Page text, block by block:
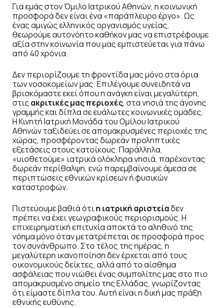
Για εμάς στον Όμιλο Ιατρικού Αθηνών, η κοινωνική
προσφορά δεν είναι ένα «παράπλευρο έργο». Ως
ένας αμιγώς ελληνικός οργανισμός υγείας,
θεωρούμε αυτονόητο καθήκον μας να επιστρέφουμε
αξία στην κοινωνία που μας εμπιστεύεται για πάνω
από 40 χρόνια.
Δεν περιορίζουμε τη φροντίδα μας μόνο στα όρια
των νοσοκομείων μας. Επιλέγουμε συνειδητά να
βρισκόμαστε εκεί όπου η ανάγκη είναι μεγαλύτερη,
στις ακριτικές μας περιοχές, στα νησιά της άγονης
γραμμής και δίπλα σε ευάλωτες κοινωνικές ομάδες.
Η Κινητή Ιατρική Μονάδα του Ομίλου Ιατρικού
Αθηνών ταξιδεύει σε απομακρυσμένες περιοχές της
χώρας, προσφέροντας δωρεάν προληπτικές
εξετάσεις στους κατοίκους. Παράλληλα,
«υιοθετούμε» ιατρικά ολόκληρα νησιά, παρέχοντας
δωρεάν περίθαλψη, ενώ παρεμβαίνουμε άμεσα σε
περιπτώσεις εθνικών κρίσεων ή φυσικών
καταστροφών.
Πιστεύουμε βαθιά ότιη ιατρική αριστείαδεν
πρέπει να έχει γεωγραφικούς περιορισμούς. Η
επιχειρηματική επιτυχία αποκτά το αληθινό της
νόημα μόνο όταν μετατρέπεται σε προσφορά προς
τον συνάνθρωπο. Στο τέλος της ημέρας, η
μεγαλύτερη ικανοποίηση δεν έρχεται από τους
οικονομικούς δείκτες, αλλά από το αίσθημα
ασφάλειας που νιώθει ένας συμπολίτης μας στο πιο
απομακρυσμένο σημείο της Ελλάδας, γνωρίζοντας
ότι είμαστε δίπλα του. Αυτή είναι η δική μας πράξη
εθνικής ευθύνης.